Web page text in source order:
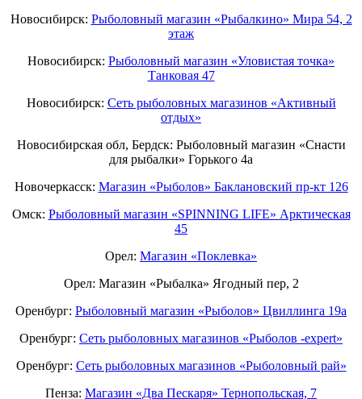
Новосибирск: Рыболовный магазин «Рыбалкино» Мира 54, 2
этаж
Новосибирск: Рыболовный магазин «Уловистая точка»
Танковая 47
Новосибирск: Сеть рыболовных магазинов «Активный
отдых»
Новосибирская обл, Бердск: Рыболовный магазин «Снасти
для рыбалки» Горького 4а
Новочеркасск: Магазин «Рыболов» Баклановский пр-кт 126
Омск: Рыболовный магазин «SPINNING LIFE» Арктическая
45
Орел: Магазин «Поклевка»
Орел: Магазин «Рыбалка» Ягодный пер, 2
Оренбург: Рыболовный магазин «Рыболов» Цвиллинга 19а
Оренбург: Сеть рыболовных магазинов «Рыболов -expert»
Оренбург: Сеть рыболовных магазинов «Рыболовный рай»
Пенза: Магазин «Два Пескаря» Тернопольская, 7